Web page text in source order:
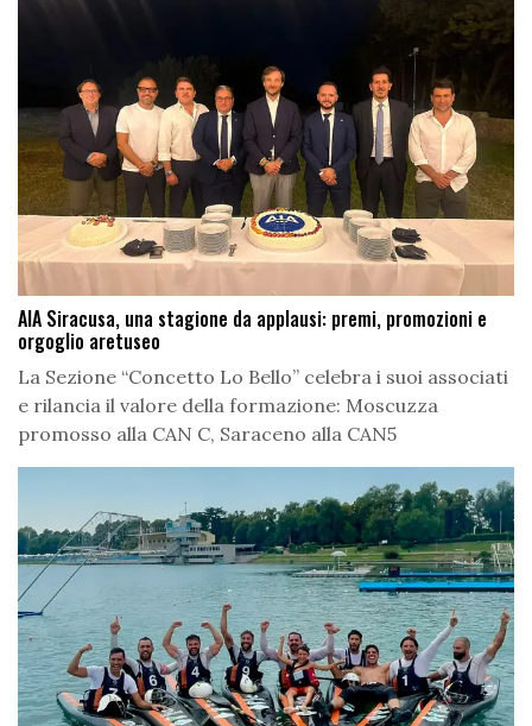
AIA Siracusa, una stagione da applausi: premi, promozioni e
orgoglio aretuseo
La Sezione “Concetto Lo Bello” celebra i suoi associati
e rilancia il valore della formazione: Moscuzza
promosso alla CAN C, Saraceno alla CAN5